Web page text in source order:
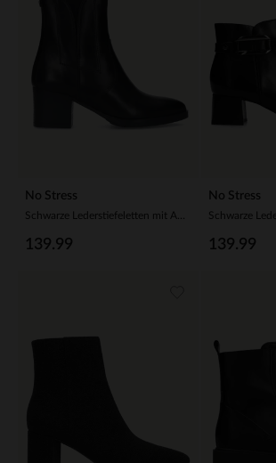
No Stress
139.99
No Stress
139.99